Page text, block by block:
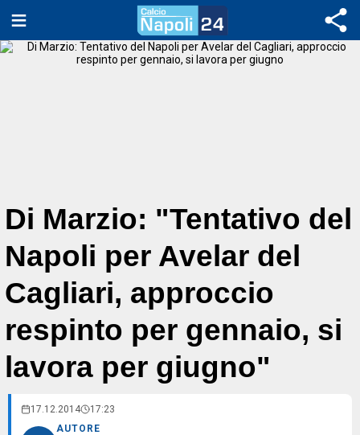
Di Marzio: "Tentativo del
Napoli per Avelar del
Cagliari, approccio
respinto per gennaio, si
lavora per giugno"
17.12.2014 17:23
AUTORE